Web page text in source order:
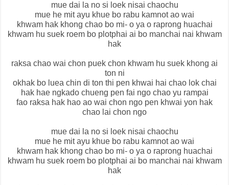
mue dai la no si loek nisai chaochu
mue he mit ayu khue bo rabu kamnot ao wai
khwam hak khong chao bo mi- o ya o raprong huachai
khwam hu suek roem bo plotphai ai bo manchai nai khwam
hak
raksa chao wai chon puek chon khwam hu suek khong ai
ton ni
okhak bo luea chin di ton thi pen khwai hai chao lok chai
hak hae ngkado chueng pen fai ngo chao yu rampai
fao raksa hak hao ao wai chon ngo pen khwai yon hak
chao lai chon ngo
mue dai la no si loek nisai chaochu
mue he mit ayu khue bo rabu kamnot ao wai
khwam hak khong chao bo mi- o ya o raprong huachai
khwam hu suek roem bo plotphai ai bo manchai nai khwam
hak